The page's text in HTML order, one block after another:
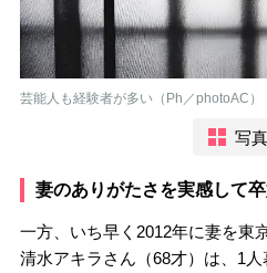
芸能人も経験者が多い（Ph／photoAC）
写
妻のありがたさを実感して
一方、いち早く2012年に妻を東
清水アキラさん（68才）は、1